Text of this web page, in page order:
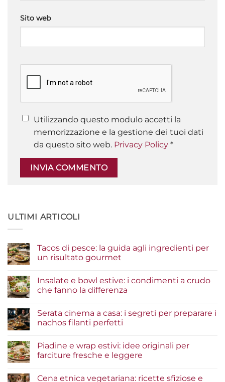
Sito web
Utilizzando questo modulo accetti la
memorizzazione e la gestione dei tuoi dati
da questo sito web. Privacy Policy *
ULTIMI ARTICOLI
Tacos di pesce: la guida agli ingredienti per
un risultato gourmet
su
Tacos
di
guida
ingredienti
risultato
gourmet
Insalate e bowl estive: i condimenti a crudo
che fanno la differenza
su
Insalate
e
condimenti
a
fanno
Serata cinema a casa: i segreti per preparare i
nachos filanti perfetti
su
Serata
cinema
i
Piadine e wrap estivi: idee originali per
farciture fresche e leggere
su
Cena etnica vegetariana: ricette sfiziose e